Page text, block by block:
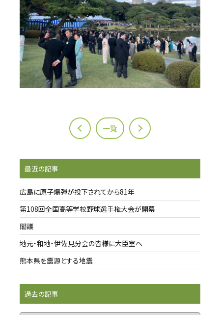
一覧
最近の記事
広島に原子爆弾が投下されてから81年
第108回全国高等学校野球選手権大会が開幕
閣議
地元・和地・伊佐見分会の皆様に大臣室へ
熊本県を震源とする地震
過去の記事